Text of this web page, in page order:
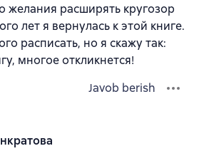
желания расширять кругозор
лет я вернулась к этой книге.
расписать, но я скажу так:
многое откликнется!
Javob berish